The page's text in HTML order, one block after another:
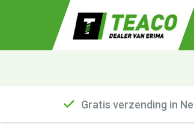
Gratis verzending in